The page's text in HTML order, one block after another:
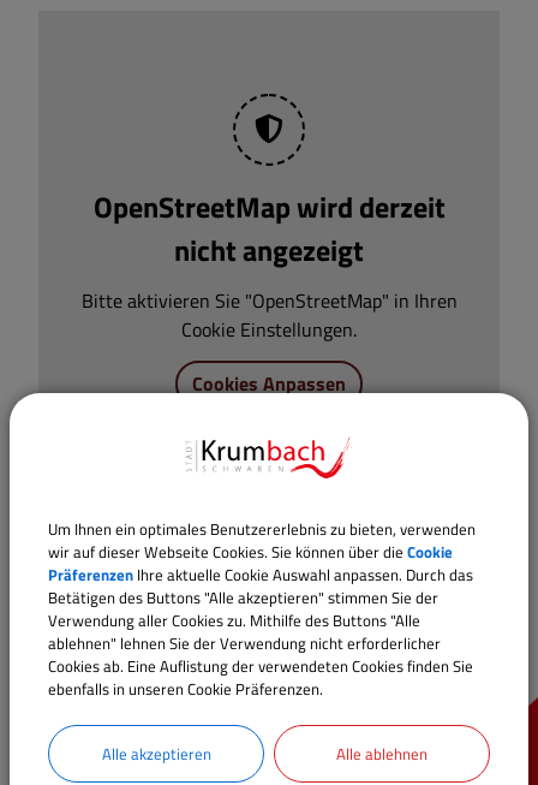
OpenStreetMap wird derzeit
nicht angezeigt
Bitte aktivieren Sie "OpenStreetMap" in Ihren
Cookie Einstellungen.
Cookies Anpassen
Um Ihnen ein optimales Benutzererlebnis zu bieten, verwenden
wir auf dieser Webseite Cookies. Sie können über die Cookie
Präferenzen Ihre aktuelle Cookie Auswahl anpassen. Durch das
Betätigen des Buttons "Alle akzeptieren" stimmen Sie der
Verwendung aller Cookies zu. Mithilfe des Buttons "Alle
ablehnen" lehnen Sie der Verwendung nicht erforderlicher
Cookies ab. Eine Auflistung der verwendeten Cookies finden Sie
ebenfalls in unseren Cookie Präferenzen.
Alle akzeptieren Alle ablehnen